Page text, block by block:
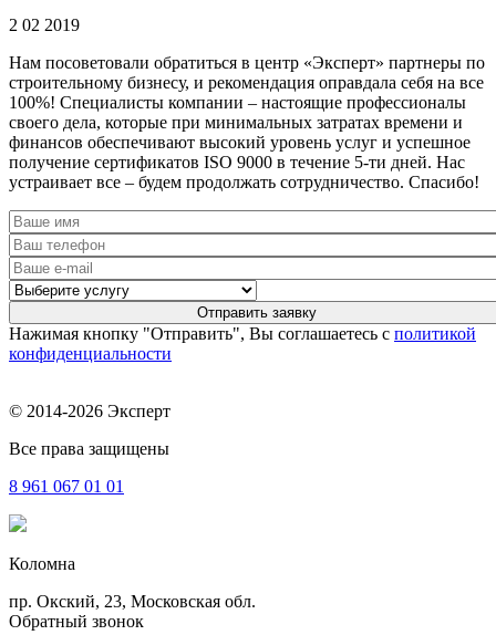
2 02 2019
Нам посоветовали обратиться в центр «Эксперт» партнеры по
строительному бизнесу, и рекомендация оправдала себя на все
100%! Специалисты компании – настоящие профессионалы
своего дела, которые при минимальных затратах времени и
финансов обеспечивают высокий уровень услуг и успешное
получение сертификатов ISO 9000 в течение 5-ти дней. Нас
устраивает все – будем продолжать сотрудничество. Спасибо!
Нажимая кнопку "Отправить", Вы соглашаетесь с политикой
конфиденциальности
© 2014-2026 Эксперт
Все права защищены
8 961 067 01 01
Коломна
пр. Окский, 23, Московская обл.
Обратный звонок